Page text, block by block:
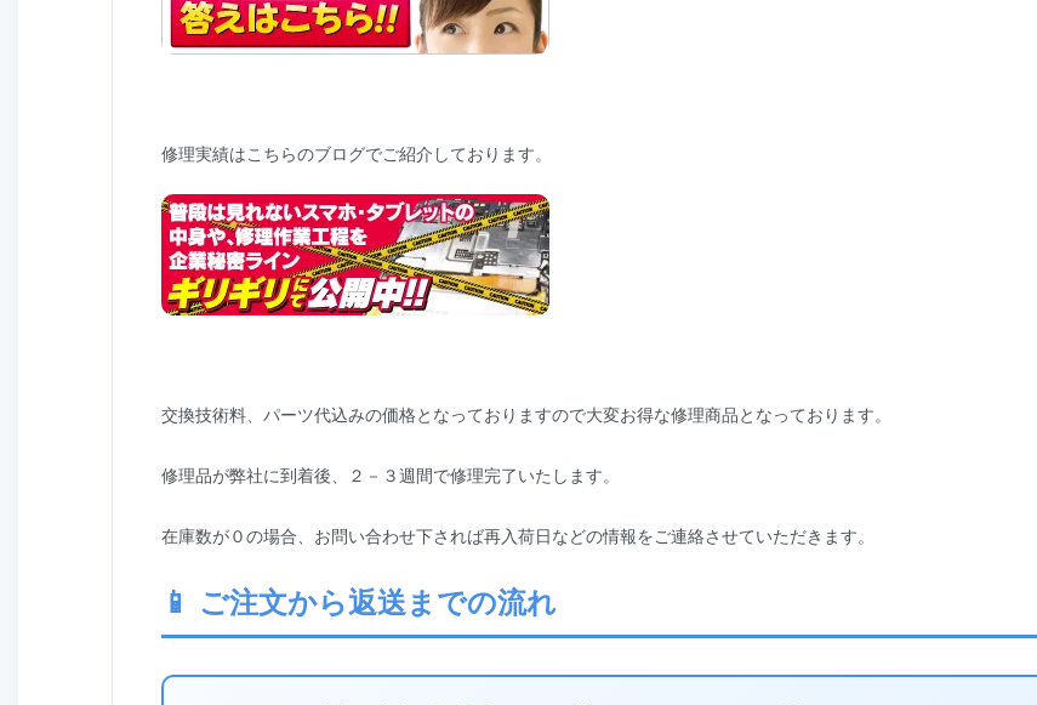
修理実績はこちらのブログでご紹介しております。
交換技術料、パーツ代込みの価格となっておりますので大変お得な修理商品となっております。
修理品が弊社に到着後、２－３週間で修理完了いたします。
在庫数が０の場合、お問い合わせ下されば再入荷日などの情報をご連絡させていただきます。
📱 ご注文から返送までの流れ